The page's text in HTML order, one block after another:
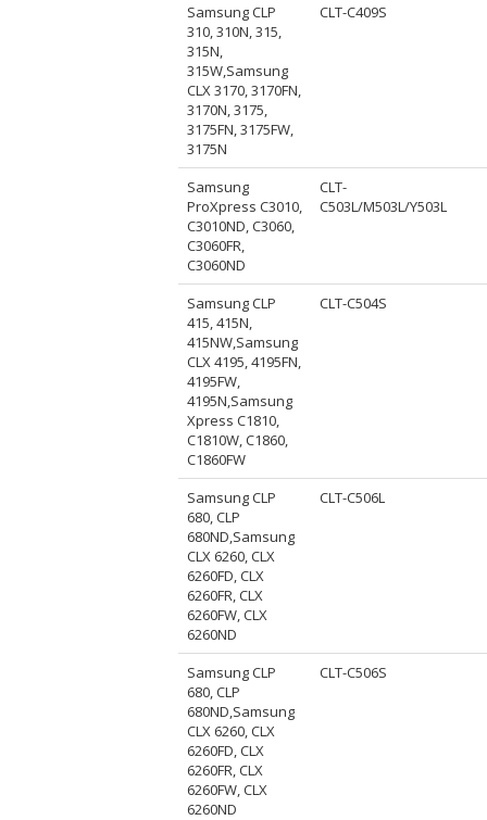
Samsung CLP
310, 310N, 315,
315N,
315W,Samsung
CLX 3170, 3170FN,
3170N, 3175,
3175FN, 3175FW,
3175N
CLT-C409S
Samsung
ProXpress C3010,
C3010ND, C3060,
C3060FR,
C3060ND
CLT-
C503L/M503L/Y503L
Samsung CLP
415, 415N,
415NW,Samsung
CLX 4195, 4195FN,
4195FW,
4195N,Samsung
Xpress C1810,
C1810W, C1860,
C1860FW
CLT-C504S
Samsung CLP
680, CLP
680ND,Samsung
CLX 6260, CLX
6260FD, CLX
6260FR, CLX
6260FW, CLX
6260ND
CLT-C506L
Samsung CLP
680, CLP
680ND,Samsung
CLX 6260, CLX
6260FD, CLX
6260FR, CLX
6260FW, CLX
6260ND
CLT-C506S